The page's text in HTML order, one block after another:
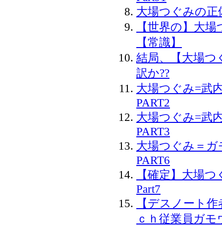
大場つぐみの正
【世界の】大
【常識】
結局、【大場つ
訳か??
大場つぐみ=武
PART2
大場つぐみ=武
PART3
大場つぐみ＝
PART6
【確定】大場
Part7
【デスノート
ｃｈ従業員ガ